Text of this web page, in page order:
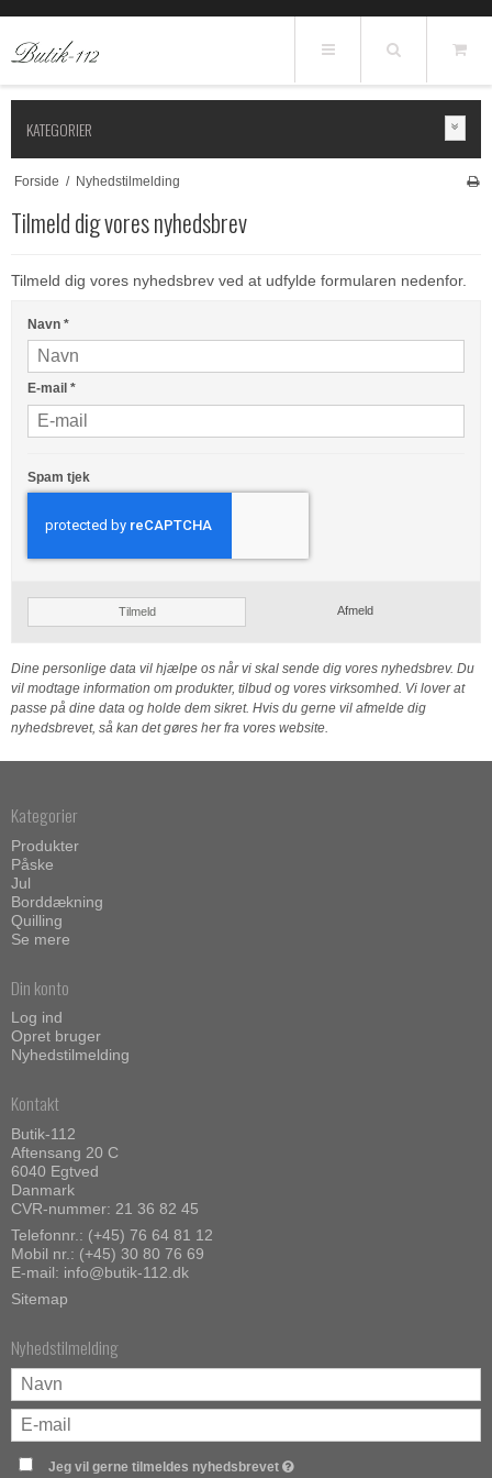
KATEGORIER
Forside / Nyhedstilmelding
Tilmeld dig vores nyhedsbrev
Tilmeld dig vores nyhedsbrev ved at udfylde formularen nedenfor.
Navn *
E-mail *
Spam tjek
Tilmeld Afmeld
Dine personlige data vil hjælpe os når vi skal sende dig vores nyhedsbrev. Du
vil modtage information om produkter, tilbud og vores virksomhed. Vi lover at
passe på dine data og holde dem sikret. Hvis du gerne vil afmelde dig
nyhedsbrevet, så kan det gøres her fra vores website.
Kategorier
Produkter
Påske
Jul
Borddækning
Quilling
Se mere
Din konto
Log ind
Opret bruger
Nyhedstilmelding
Kontakt
Butik-112
Aftensang 20 C
6040 Egtved
Danmark
CVR-nummer: 21 36 82 45
Telefonnr.: (+45) 76 64 81 12
Mobil nr.: (+45) 30 80 76 69
E-mail: info@butik-112.dk
Sitemap
Nyhedstilmelding
Jeg vil gerne tilmeldes nyhedsbrevet